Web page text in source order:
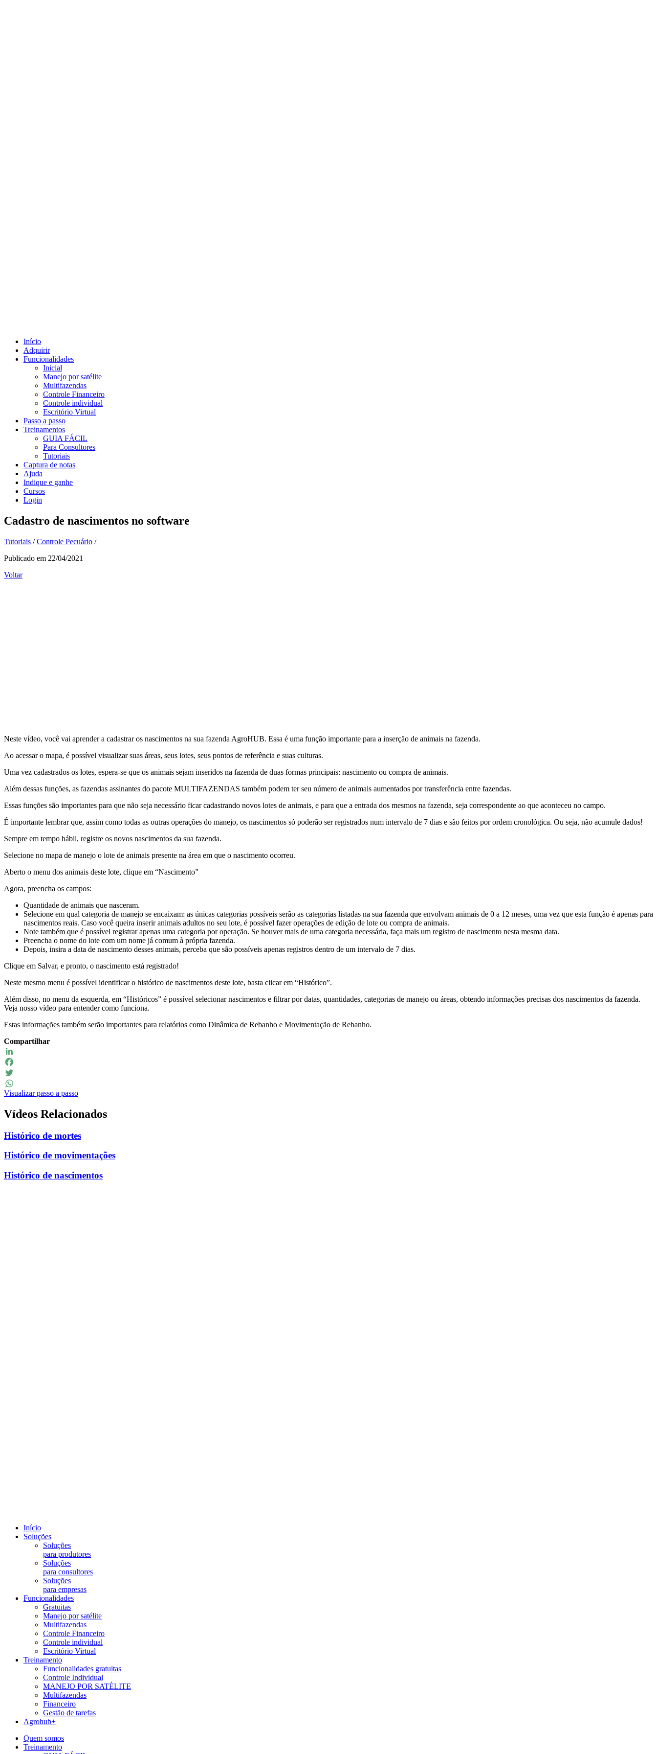
Início
Adquirir
Funcionalidades
Inicial
Manejo por satélite
Multifazendas
Controle Financeiro
Controle individual
Escritório Virtual
Passo a passo
Treinamentos
GUIA FÁCIL
Para Consultores
Tutoriais
Captura de notas
Ajuda
Indique e ganhe
Cursos
Login
Cadastro de nascimentos no software
Tutoriais / Controle Pecuário /
Publicado em 22/04/2021
Voltar
Neste vídeo, você vai aprender a cadastrar os nascimentos na sua fazenda AgroHUB. Essa é uma função importante para a inserção de animais na fazenda.
Ao acessar o mapa, é possível visualizar suas áreas, seus lotes, seus pontos de referência e suas culturas.
Uma vez cadastrados os lotes, espera-se que os animais sejam inseridos na fazenda de duas formas principais: nascimento ou compra de animais.
Além dessas funções, as fazendas assinantes do pacote MULTIFAZENDAS também podem ter seu número de animais aumentados por transferência entre fazendas.
Essas funções são importantes para que não seja necessário ficar cadastrando novos lotes de animais, e para que a entrada dos mesmos na fazenda, seja correspondente ao que aconteceu no campo.
É importante lembrar que, assim como todas as outras operações do manejo, os nascimentos só poderão ser registrados num intervalo de 7 dias e são feitos por ordem cronológica. Ou seja, não acumule dados!
Sempre em tempo hábil, registre os novos nascimentos da sua fazenda.
Selecione no mapa de manejo o lote de animais presente na área em que o nascimento ocorreu.
Aberto o menu dos animais deste lote, clique em “Nascimento”
Agora, preencha os campos:
Quantidade de animais que nasceram.
Selecione em qual categoria de manejo se encaixam: as únicas categorias possíveis serão as categorias listadas na sua fazenda que envolvam animais de 0 a 12 meses, uma vez que esta função é apenas para
nascimentos reais. Caso você queira inserir animais adultos no seu lote, é possível fazer operações de edição de lote ou compra de animais.
Note também que é possível registrar apenas uma categoria por operação. Se houver mais de uma categoria necessária, faça mais um registro de nascimento nesta mesma data.
Preencha o nome do lote com um nome já comum à própria fazenda.
Depois, insira a data de nascimento desses animais, perceba que são possíveis apenas registros dentro de um intervalo de 7 dias.
Clique em Salvar, e pronto, o nascimento está registrado!
Neste mesmo menu é possível identificar o histórico de nascimentos deste lote, basta clicar em “Histórico”.
Além disso, no menu da esquerda, em “Históricos” é possível selecionar nascimentos e filtrar por datas, quantidades, categorias de manejo ou áreas, obtendo informações precisas dos nascimentos da fazenda.
Veja nosso vídeo para entender como funciona.
Estas informações também serão importantes para relatórios como Dinâmica de Rebanho e Movimentação de Rebanho.
Compartilhar
LinkedIn
Facebook
Twitter
WhatsApp
Visualizar passo a passo
Vídeos Relacionados
Histórico de mortes
Histórico de movimentações
Histórico de nascimentos
Início
Soluções
Soluções
para produtores
Soluções
para consultores
Soluções
para empresas
Funcionalidades
Gratuitas
Manejo por satélite
Multifazendas
Controle Financeiro
Controle individual
Escritório Virtual
Treinamento
Funcionalidades gratuitas
Controle Individual
MANEJO POR SATÉLITE
Multifazendas
Financeiro
Gestão de tarefas
Agrohub+
Quem somos
Treinamento